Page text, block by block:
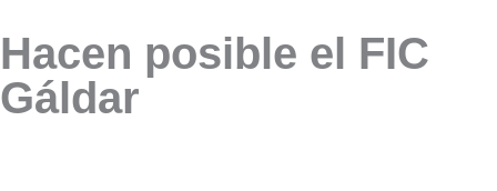
Hacen posible el FIC
Gáldar